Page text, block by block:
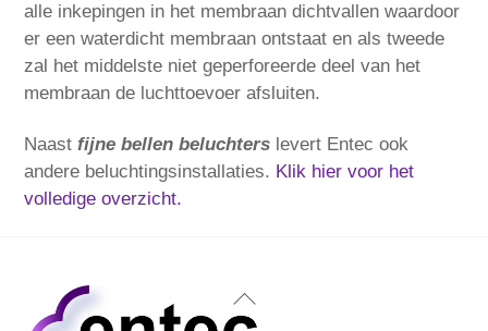
alle inkepingen in het membraan dichtvallen waardoor
er een waterdicht membraan ontstaat en als tweede
zal het middelste niet geperforeerde deel van het
membraan de luchttoevoer afsluiten.
Naastfijne bellen beluchters levert Entec ook
andere beluchtingsinstallaties. Klik hier voor het
volledige overzicht.
Back
To